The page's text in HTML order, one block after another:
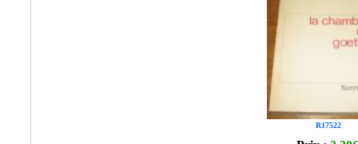
R17522